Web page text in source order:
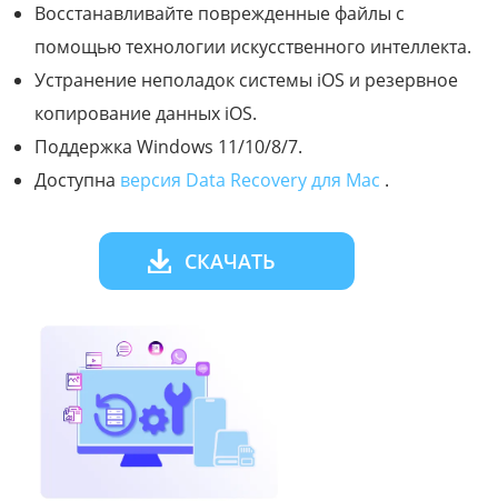
Восстанавливайте поврежденные файлы с
помощью технологии искусственного интеллекта.
Устранение неполадок системы iOS и резервное
копирование данных iOS.
Поддержка Windows 11/10/8/7.
Доступна версия Data Recovery для Mac .
СКАЧАТЬ